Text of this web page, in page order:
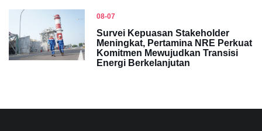
08-07
Survei Kepuasan Stakeholder
Meningkat, Pertamina NRE Perkuat
Komitmen Mewujudkan Transisi
Energi Berkelanjutan